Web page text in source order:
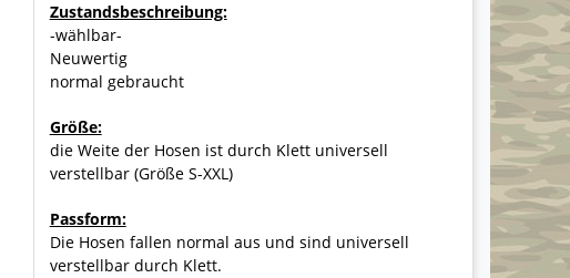
Zustandsbeschreibung:
-wählbar-
Neuwertig
normal gebraucht
Größe:
die Weite der Hosen ist durch Klett universell
verstellbar (Größe S-XXL)
Passform:
Die Hosen fallen normal aus und sind universell
verstellbar durch Klett.